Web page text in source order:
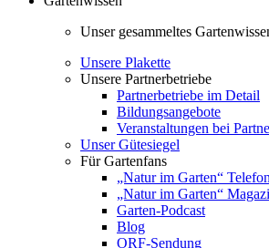
Unser gesammeltes
Unsere Plakette
Unsere Partnerbetriebe
Partnerbetriebe im Detail
Bildungsangebote
Veranstaltungen bei
Unser Gütesiegel
Für Gartenfans
„Natur im Garten“ Telefon
„Natur im Garten“
Garten-Podcast
Blog
ORF-Sendung